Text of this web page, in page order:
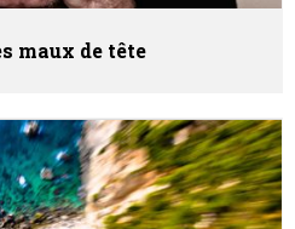
maux de tête